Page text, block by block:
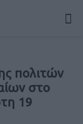
πολιτών
στο
19